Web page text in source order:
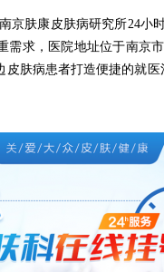
康皮肤病研究所24小时
需求，医院地址位于南京
肤病患者打造便捷的就